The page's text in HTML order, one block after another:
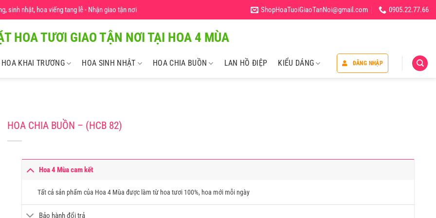
sinh nhật, hoa viếng tang lễ - Nhận giao tận nơi ShopHoaTuoiGiaoTanNoi@gmail.com 0905.22.77.66
HOA TƯƠI GIAO TẬN NƠI TẠI HOA 4 MÙA
HOA KHAI TRƯƠNG HOA SINH NHẬT HOA CHIA BUỒN LAN HỒ ĐIỆP KIỂU DÁNG ĐĂNG NHẬP
HOA CHIA BUỒN – (HCB 82)
Hoa 4 Mùa cam kết
Tất cả sản phẩm của Hoa 4 Mùa được làm từ hoa tươi 100%, hoa mới mỗi ngày
Bảo hành đổi trả